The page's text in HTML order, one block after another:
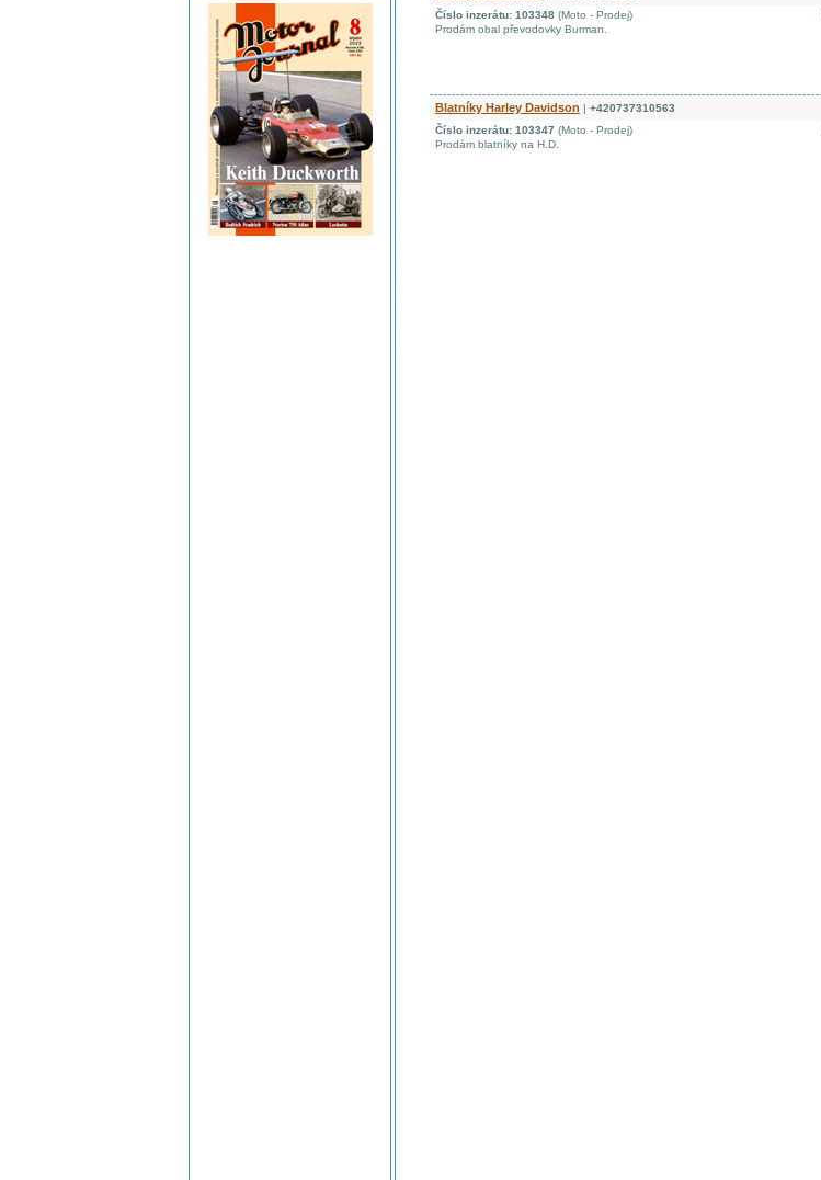
Číslo inzerátu: 103348 (Moto - Prodej)
Prodám obal převodovky Burman.
Blatníky Harley Davidson | +420737310563
Číslo inzerátu: 103347 (Moto - Prodej)
Prodám blatníky na H.D.